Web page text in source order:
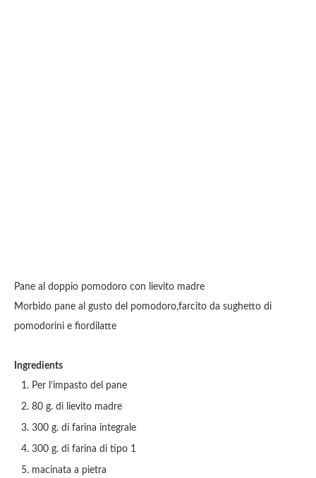
Pane al doppio pomodoro con lievito madre
Morbido pane al gusto del pomodoro,farcito da sughetto di
pomodorini e fiordilatte
Ingredients
Per l’impasto del pane
80 g. di lievito madre
300 g. di farina integrale
300 g. di farina di tipo 1
macinata a pietra